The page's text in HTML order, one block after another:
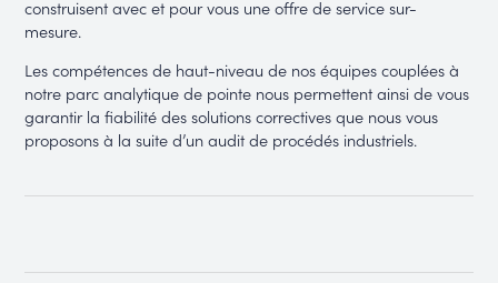
construisent avec et pour vous une offre de service sur-
mesure.
Les compétences de haut-niveau de nos équipes couplées à
notre parc analytique de pointe nous permettent ainsi de vous
garantir la fiabilité des solutions correctives que nous vous
proposons à la suite d’un audit de procédés industriels.